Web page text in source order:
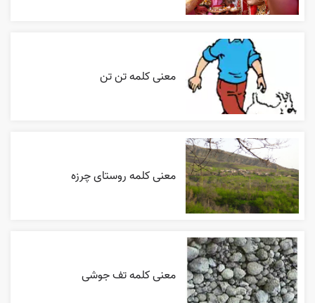
معنی کلمه تن تن
معنی کلمه روستای چرزه
معنی کلمه تف جوشی